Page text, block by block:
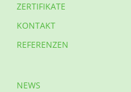
ZERTIFIKATE
KONTAKT
REFERENZEN
NEWS